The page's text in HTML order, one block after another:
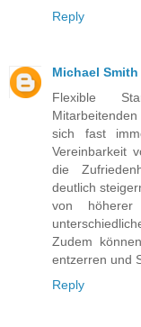
Reply
Michael Smith
Flexible
sich fast
Vereinbarkeit
die
deutlich
von
Zudem
entzerren und
Reply